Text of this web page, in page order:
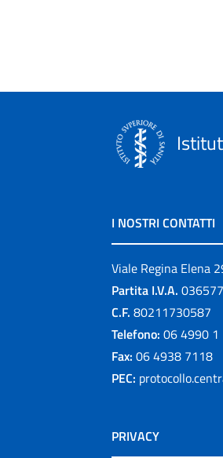
I NOSTRI CONTATTI
Viale Regina Elena
Partita I.V.A.
C.F. 80211730587
Telefono: 06 4990 1
Fax: 06 4938 7118
PEC:
PRIVACY